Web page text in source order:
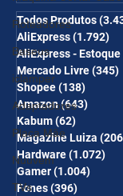
Roteadores
Baseus
iclamper
Adaptadores
Placa Mãe
Nuuvem
TVs
desc em 10
CUPONS
COMBO
Todos Produtos
AliExpress(1.792)
AliExpress - Estoque
Mercado Livre(345)
Shopee(138)
Amazon(643)
Kabum(62)
Magazine Luiza
Hardware(1.072)
Gamer(1.004)
Fones(396)